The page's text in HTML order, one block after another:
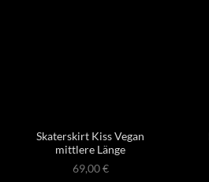
Skaterskirt Kiss Vegan
mittlere Länge
69,00€